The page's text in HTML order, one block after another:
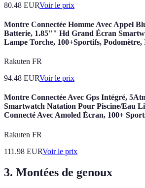
80.48 EURVoir le prix
Montre Connectée Homme Avec Appel
Batterie, 1.85"" Hd Grand Écran
Lampe Torche, 100+Sportifs, Podomètre,
Rakuten FR
94.48 EURVoir le prix
Montre Connectée Avec Gps Intégré,
Smartwatch Natation Pour Piscine/Eau
Connecté Avec Amoled Écran, 100+
Rakuten FR
111.98 EURVoir le prix
3. Montées de genoux